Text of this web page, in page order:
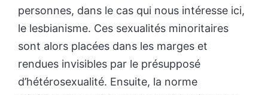
personnes, dans le cas qui nous intéresse ici,
le lesbianisme. Ces sexualités minoritaires
sont alors placées dans les marges et
rendues invisibles par le présupposé
d’hétérosexualité. Ensuite, la norme